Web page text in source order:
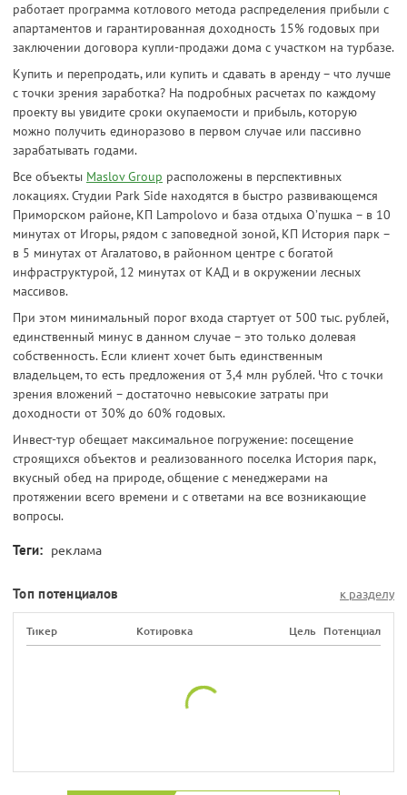
работает программа котлового метода распределения прибыли с
апартаментов и гарантированная доходность 15% годовых при
заключении договора купли-продажи дома с участком на турбазе.
Купить и перепродать, или купить и сдавать в аренду – что лучше
с точки зрения заработка? На подробных расчетах по каждому
проекту вы увидите сроки окупаемости и прибыль, которую
можно получить единоразово в первом случае или пассивно
зарабатывать годами.
Все объекты Maslov Group расположены в перспективных
локациях. Студии Park Side находятся в быстро развивающемся
Приморском районе, КП Lampolovo и база отдыха О’пушка – в 10
минутах от Игоры, рядом с заповедной зоной, КП История парк –
в 5 минутах от Агалатово, в районном центре с богатой
инфраструктурой, 12 минутах от КАД и в окружении лесных
массивов.
При этом минимальный порог входа стартует от 500 тыс. рублей,
единственный минус в данном случае – это только долевая
собственность. Если клиент хочет быть единственным
владельцем, то есть предложения от 3,4 млн рублей. Что с точки
зрения вложений – достаточно невысокие затраты при
доходности от 30% до 60% годовых.
Инвест-тур обещает максимальное погружение: посещение
строящихся объектов и реализованного поселка История парк,
вкусный обед на природе, общение с менеджерами на
протяжении всего времени и с ответами на все возникающие
вопросы.
Теги: реклама
Топ потенциалов к разделу
Тикер Котировка Цель Потенциал